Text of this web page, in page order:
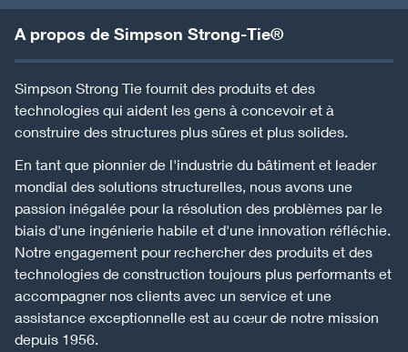
A propos de Simpson Strong-Tie®
Simpson Strong Tie fournit des produits et des
technologies qui aident les gens à concevoir et à
construire des structures plus sûres et plus solides.
En tant que pionnier de l'industrie du bâtiment et leader
mondial des solutions structurelles, nous avons une
passion inégalée pour la résolution des problèmes par le
biais d'une ingénierie habile et d'une innovation réfléchie.
Notre engagement pour rechercher des produits et des
technologies de construction toujours plus performants et
accompagner nos clients avec un service et une
assistance exceptionnelle est au cœur de notre mission
depuis 1956.